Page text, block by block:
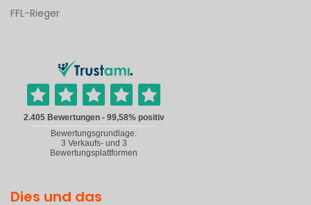
FFL-Rieger
Dies und das